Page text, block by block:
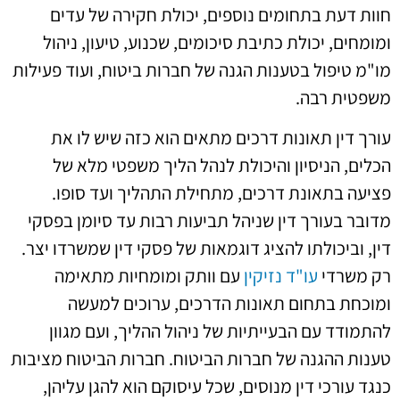
חוות דעת בתחומים נוספים, יכולת חקירה של עדים
ומומחים, יכולת כתיבת סיכומים, שכנוע, טיעון, ניהול
מו"מ טיפול בטענות הגנה של חברות ביטוח, ועוד פעילות
משפטית רבה.
עורך דין תאונות דרכים מתאים הוא כזה שיש לו את
הכלים, הניסיון והיכולת לנהל הליך משפטי מלא של
פציעה בתאונת דרכים, מתחילת התהליך ועד סופו.
מדובר בעורך דין שניהל תביעות רבות עד סיומן בפסקי
דין, וביכולתו להציג דוגמאות של פסקי דין שמשרדו יצר.
רק משרדי עו"ד נזיקין עם וותק ומומחיות מתאימה
ומוכחת בתחום תאונות הדרכים, ערוכים למעשה
להתמודד עם הבעייתיות של ניהול ההליך, ועם מגוון
טענות ההגנה של חברות הביטוח. חברות הביטוח מציבות
כנגד עורכי דין מנוסים, שכל עיסוקם הוא להגן עליהן,